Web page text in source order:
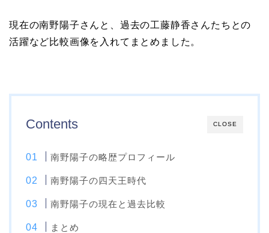
現在の南野陽子さんと、過去の工藤静香さんたちとの
活躍など比較画像を入れてまとめました。
CLOSE
Contents
南野陽子の略歴プロフィール
南野陽子の四天王時代
南野陽子の現在と過去比較
まとめ